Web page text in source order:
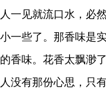
一见就流口水，必
一些了。那香味是
香味。花香太飘渺
没有那份心思，只